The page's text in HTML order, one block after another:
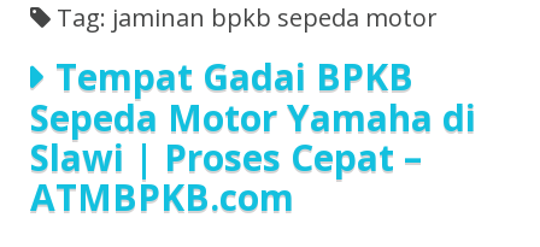
Tag: jaminan bpkb sepeda motor
Tempat Gadai BPKB
Sepeda Motor Yamaha di
Slawi | Proses Cepat –
ATMBPKB.com